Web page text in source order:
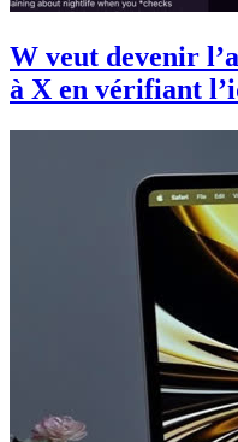
W veut devenir
à X en vérifiant